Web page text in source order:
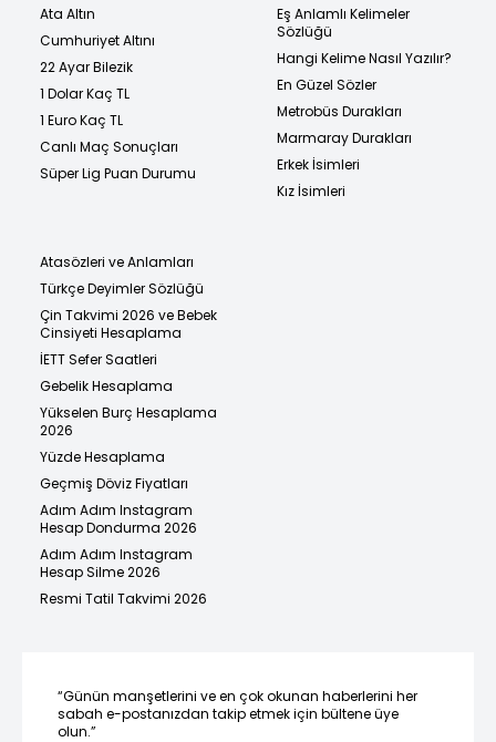
Ata Altın
Cumhuriyet Altını
22 Ayar Bilezik
1 Dolar Kaç TL
1 Euro Kaç TL
Canlı Maç Sonuçları
Süper Lig Puan Durumu
Eş Anlamlı Kelimeler
Sözlüğü
Hangi Kelime Nasıl Yazılır?
En Güzel Sözler
Metrobüs Durakları
Marmaray Durakları
Erkek İsimleri
Kız İsimleri
Atasözleri ve Anlamları
Türkçe Deyimler Sözlüğü
Çin Takvimi 2026 ve Bebek
Cinsiyeti Hesaplama
İETT Sefer Saatleri
Gebelik Hesaplama
Yükselen Burç Hesaplama
2026
Yüzde Hesaplama
Geçmiş Döviz Fiyatları
Adım Adım Instagram
Hesap Dondurma 2026
Adım Adım Instagram
Hesap Silme 2026
Resmi Tatil Takvimi 2026
“Günün manşetlerini ve en çok okunan haberlerini her
sabah e-postanızdan takip etmek için bültene üye
olun.”